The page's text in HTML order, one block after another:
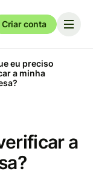
Criar conta
eu preciso
a minha
a